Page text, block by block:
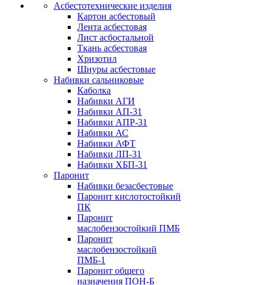
Асбестотехнические изделия
Картон асбестовый
Лента асбестовая
Лист асбостальной
Ткань асбестовая
Хризотил
Шнуры асбестовые
Набивки сальниковые
Каболка
Набивки АГИ
Набивки АП-31
Набивки АПР-31
Набивки АС
Набивки АФТ
Набивки ЛП-31
Набивки ХБП-31
Паронит
Набивки безасбестовые
Паронит кислотостойкий
ПК
Паронит
маслобензостойкий ПМБ
Паронит
маслобензостойкий
ПМБ-1
Паронит общего
назначения ПОН-Б